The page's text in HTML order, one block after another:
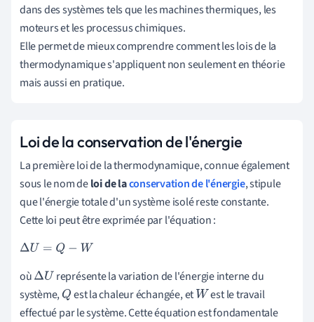
dans des systèmes tels que les machines thermiques, les
moteurs et les processus chimiques.
Elle permet de mieux comprendre comment les lois de la
thermodynamique s'appliquent non seulement en théorie
mais aussi en pratique.
Loi de la conservation de l'énergie
La première loi de la thermodynamique, connue également
sous le nom deloi de laconservation de l'énergie, stipule
que l'énergie totale d'un système isolé reste constante.
Cette loi peut être exprimée par l'équation :
ΔU= Q−W
oùΔU représente la variation de l'énergie interne du
système,Q est la chaleur échangée, et W est le travail
effectué par le système. Cette équation est fondamentale